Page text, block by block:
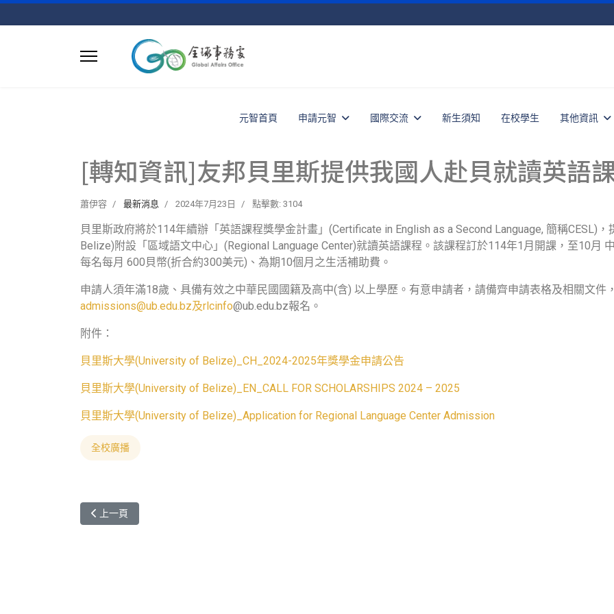
元智首頁 申請元智 國際交流 新生須知 在校學生 其他資訊
[轉知資訊]友邦貝里斯提供我國人赴貝就讀英語
蕭伊容 最新消息 2024年7月23日 點擊數: 3104
貝里斯政府將於114年續辦「英語課程獎學金計畫」(Certificate in English as a Second Language, 簡稱CESL)
Belize)附設「區域語文中心」(Regional Language Center)就讀英語課程。該課程訂於114年1月開課，至10月
每名每月 600貝幣(折合約300美元)、為期10個月之生活補助費。
申請人須年滿18歲、具備有效之中華民國國籍及高中(含) 以上學歷。有意申請者，請備齊申請表格及相關文件，
admissions@ub.edu.bz及rlcinfo@ub.edu.bz報名。
附件：
貝里斯大學(University of Belize)_CH_2024-2025年獎學金申請公告
貝里斯大學(University of Belize)_EN_CALL FOR SCHOLARSHIPS 2024 – 2025
貝里斯大學(University of Belize)_Application for Regional Language Center Admission
全校廣播
上一篇文章: 新南向新里程：元智大學與印尼阿天瑪加雅天主教大學設立教育合作中心
上一頁